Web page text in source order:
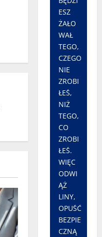
ESZ
ŻAŁO
WAŁ
TEGO,
CZEGO
NIE
ZROBI
ŁEŚ,
NIŻ
TEGO,
CO
ZROBI
ŁEŚ.
WIĘC
ODWI
ĄŻ
LINY,
OPUŚĆ
BEZPIE
CZNĄ